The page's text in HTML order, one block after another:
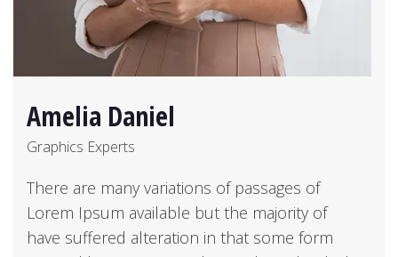
Amelia Daniel
Graphics Experts
There are many variations of passages of
Lorem Ipsum available but the majority of
have suffered alteration in that some form